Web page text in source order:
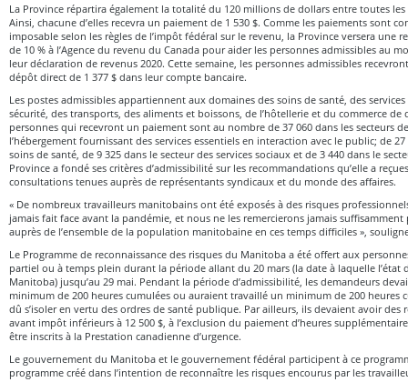
La Province répartira également la totalité du 120 millions de dollars entre toutes
Ainsi, chacune d’elles recevra un paiement de 1 530 $. Comme les paiements sont
imposable selon les règles de l’impôt fédéral sur le revenu, la Province versera une
de 10 % à l’Agence du revenu du Canada pour aider les personnes admissibles au
leur déclaration de revenus 2020. Cette semaine, les personnes admissibles
dépôt direct de 1 377 $ dans leur compte bancaire.
Les postes admissibles appartiennent aux domaines des soins de santé, des
sécurité, des transports, des aliments et boissons, de l’hôtellerie et du commerce de
personnes qui recevront un paiement sont au nombre de 37 060 dans les secteurs
l’hébergement fournissant des services essentiels en interaction avec le public; de
soins de santé, de 9 325 dans le secteur des services sociaux et de 3 440 dans le
Province a fondé ses critères d’admissibilité sur les recommandations qu’elle a
consultations tenues auprès de représentants syndicaux et du monde des affaires.
« De nombreux travailleurs manitobains ont été exposés à des risques
jamais fait face avant la pandémie, et nous ne les remercierons jamais
auprès de l’ensemble de la population manitobaine en ces temps difficiles »,
Le Programme de reconnaissance des risques du Manitoba a été offert aux
partiel ou à temps plein durant la période allant du 20 mars (la date à laquelle l’état
Manitoba) jusqu’au 29 mai. Pendant la période d’admissibilité, les demandeurs
minimum de 200 heures cumulées ou auraient travaillé un minimum de 200 heures
dû s’isoler en vertu des ordres de santé publique. Par ailleurs, ils devaient avoir des
avant impôt inférieurs à 12 500 $, à l’exclusion du paiement d’heures
être inscrits à la Prestation canadienne d’urgence.
Le gouvernement du Manitoba et le gouvernement fédéral participent à ce
programme créé dans l’intention de reconnaître les risques encourus par les